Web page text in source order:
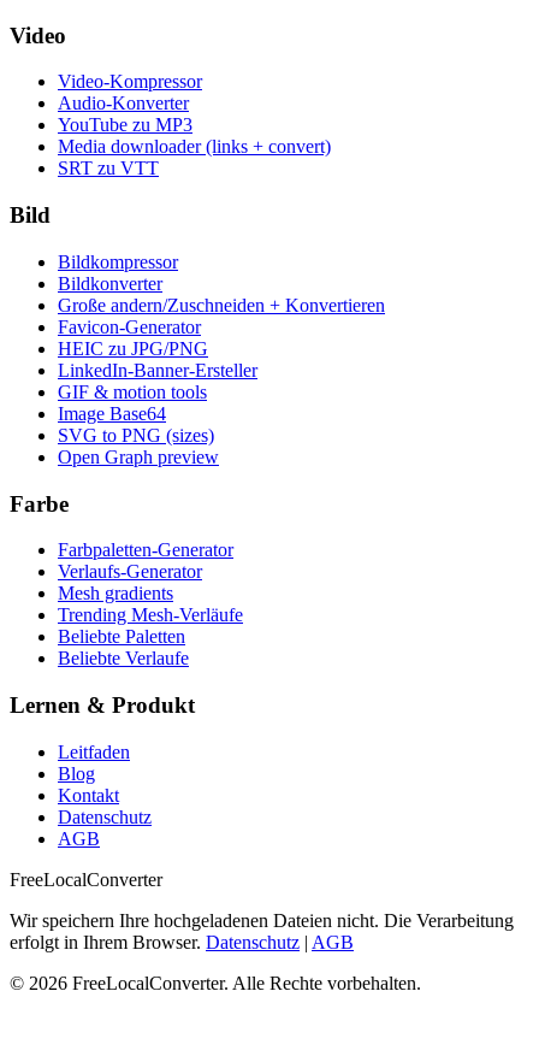
Video
Video-Kompressor
Audio-Konverter
YouTube zu MP3
Media downloader (links + convert)
SRT zu VTT
Bild
Bildkompressor
Bildkonverter
Große andern/Zuschneiden + Konvertieren
Favicon-Generator
HEIC zu JPG/PNG
LinkedIn-Banner-Ersteller
GIF & motion tools
Image Base64
SVG to PNG (sizes)
Open Graph preview
Farbe
Farbpaletten-Generator
Verlaufs-Generator
Mesh gradients
Trending Mesh-Verläufe
Beliebte Paletten
Beliebte Verlaufe
Lernen & Produkt
Leitfaden
Blog
Kontakt
Datenschutz
AGB
FreeLocalConverter
Wir speichern Ihre hochgeladenen Dateien nicht. Die Verarbeitung
erfolgt in Ihrem Browser. Datenschutz | AGB
© 2026 FreeLocalConverter. Alle Rechte vorbehalten.